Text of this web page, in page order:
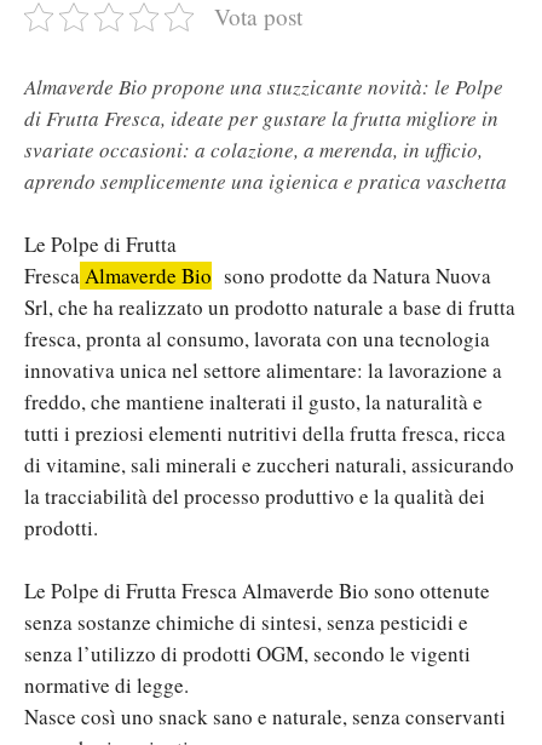
Vota post
Almaverde Bio propone una stuzzicante novità: le Polpe
di Frutta Fresca, ideate per gustare la frutta migliore in
svariate occasioni: a colazione, a merenda, in ufficio,
aprendo semplicemente una igienica e pratica vaschetta
Le Polpe di Frutta
FrescaAlmaverde Bio sono prodotte da Natura Nuova
Srl, che ha realizzato un prodotto naturale a base di frutta
fresca, pronta al consumo, lavorata con una tecnologia
innovativa unica nel settore alimentare: la lavorazione a
freddo, che mantiene inalterati il gusto, la naturalità e
tutti i preziosi elementi nutritivi della frutta fresca, ricca
di vitamine, sali minerali e zuccheri naturali, assicurando
la tracciabilità del processo produttivo e la qualità dei
prodotti.
Le Polpe di Frutta Fresca Almaverde Bio sono ottenute
senza sostanze chimiche di sintesi, senza pesticidi e
senza l’utilizzo di prodotti OGM, secondo le vigenti
normative di legge.
Nasce così uno snack sano e naturale, senza conservanti